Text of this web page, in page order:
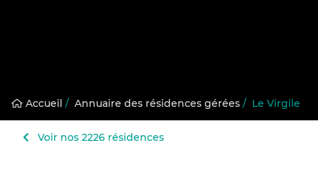
Accueil / Annuaire des résidences gérées / Le Virgile
Voir nos 2226 résidences